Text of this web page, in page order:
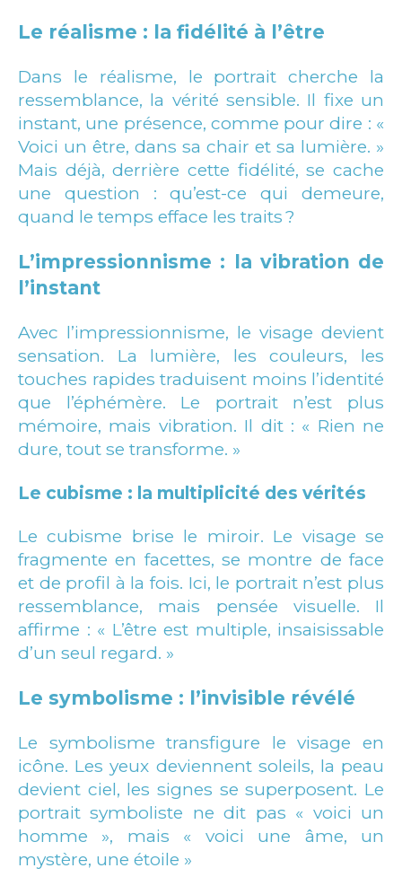
Le réalisme : la fidélité à l’être
Dans le réalisme, le portrait cherche la
ressemblance, la vérité sensible. Il fixe un
instant, une présence, comme pour dire : «
Voici un être, dans sa chair et sa lumière. »
Mais déjà, derrière cette fidélité, se cache
une question : qu’est-ce qui demeure,
quand le temps efface les traits ?
L’impressionnisme : la vibration de
l’instant
Avec l’impressionnisme, le visage devient
sensation. La lumière, les couleurs, les
touches rapides traduisent moins l’identité
que l’éphémère. Le portrait n’est plus
mémoire, mais vibration. Il dit : « Rien ne
dure, tout se transforme. »
Le cubisme : la multiplicité des vérités
Le cubisme brise le miroir. Le visage se
fragmente en facettes, se montre de face
et de profil à la fois. Ici, le portrait n’est plus
ressemblance, mais pensée visuelle. Il
affirme : « L’être est multiple, insaisissable
d’un seul regard. »
Le symbolisme : l’invisible révélé
Le symbolisme transfigure le visage en
icône. Les yeux deviennent soleils, la peau
devient ciel, les signes se superposent. Le
portrait symboliste ne dit pas « voici un
homme », mais « voici une âme, un
mystère, une étoile »